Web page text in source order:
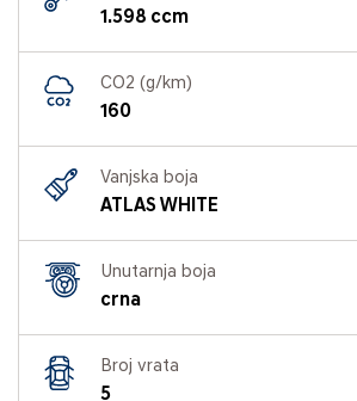
1.598 ccm
CO2 (g/km)
160
Vanjska boja
ATLAS WHITE
Unutarnja boja
crna
Broj vrata
5